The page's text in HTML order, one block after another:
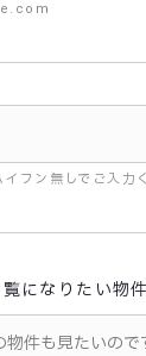
フン無しでご入力
になりたい物